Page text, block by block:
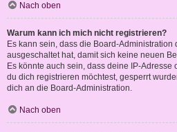
Nach oben
Warum kann ich mich nicht registrieren?
Es kann sein, dass die Board-
ausgeschaltet hat, damit sich keine neuen
Es könnte auch sein, dass deine IP-Adresse
du dich registrieren möchtest, gesperrt
dich an die Board-Administration.
Nach oben